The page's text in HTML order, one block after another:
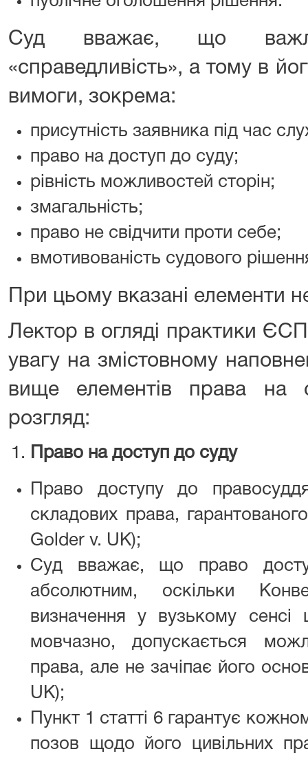
Суд вважає, що
«справедливість», а тому в
вимоги, зокрема:
присутність заявника під час
право на доступ до суду;
рівність можливостей сторін;
змагальність;
право не свідчити проти себе;
вмотивованість судового
При цьому вказані елементи
Лектор в огляді практики
увагу на змістовному
вище елементів права на
розгляд:
Право на доступ до суду
Право доступу до
складових права,
Golder v. UK);
Суд вважає, що право
абсолютним, оскільки
визначення у вузькому сенсі
мовчазно, допускається
права, але не зачіпає його
UK);
Пункт 1 статті 6 гарантує
позов щодо його цивільних